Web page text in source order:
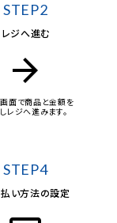
STEP2
レジへ進む
arrow_forward
画面で商品と金額を
レジへ進みます。
STEP4
い方法の設定